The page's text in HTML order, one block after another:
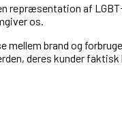
repræsentation af
os.
brand og
deres kunder faktisk